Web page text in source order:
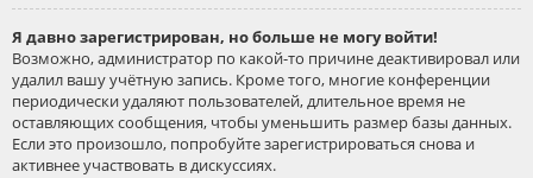
Я давно зарегистрирован, но больше не могу войти!
Возможно, администратор по какой-то причине деактивировал или
удалил вашу учётную запись. Кроме того, многие конференции
периодически удаляют пользователей, длительное время не
оставляющих сообщения, чтобы уменьшить размер базы данных.
Если это произошло, попробуйте зарегистрироваться снова и
активнее участвовать в дискуссиях.